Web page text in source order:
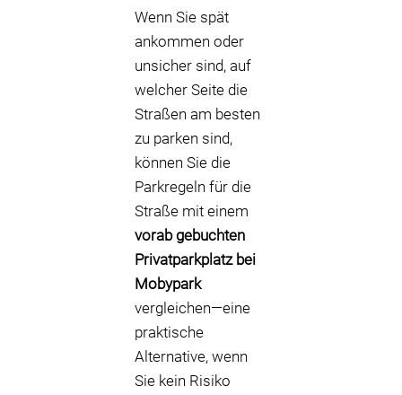
Wenn Sie spät
ankommen oder
unsicher sind, auf
welcher Seite die
Straßen am besten
zu parken sind,
können Sie die
Parkregeln für die
Straße mit einem
vorab gebuchten
Privatparkplatz bei
Mobypark
vergleichen—eine
praktische
Alternative, wenn
Sie kein Risiko